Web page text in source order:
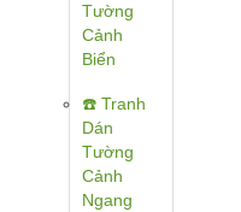
Tường
Cảnh
Biển
☎️ Tranh
Dán
Tường
Cảnh
Ngang